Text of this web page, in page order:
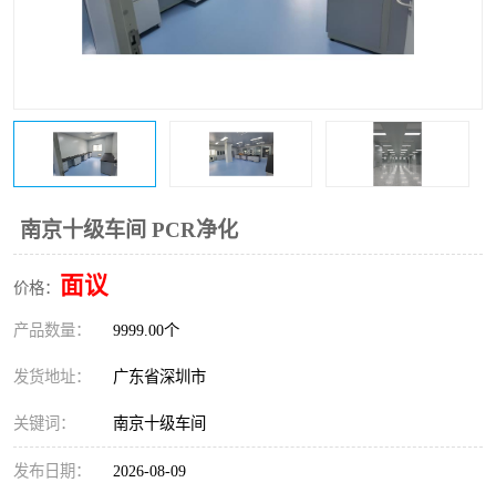
南京十级车间 PCR净化
价格： 面议
产品数量： 9999.00个
发货地址： 广东省深圳市
关键词： 南京十级车间
发布日期： 2026-08-09
光电车间
洁净棚 百级